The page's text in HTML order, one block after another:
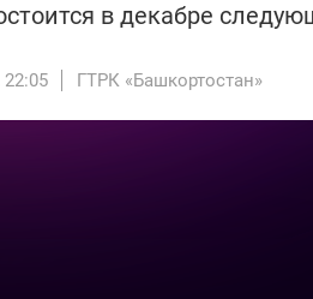
в декабре
22:05 ГТРК «Башкортостан»